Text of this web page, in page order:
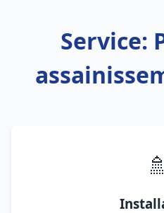
Service:
🚿